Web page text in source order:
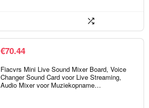
€70.44
Fiacvrs Mini Live Sound Mixer Board, Voice
Changer Sound Card voor Live Streaming,
Audio Mixer voor Muziekopname…